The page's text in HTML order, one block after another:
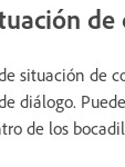
de
situación de
diálogo.
de los